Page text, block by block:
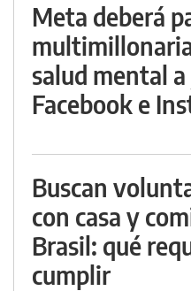
Meta deberá
salud mental
Facebook e
Buscan
con casa y
Brasil: qué
cumplir